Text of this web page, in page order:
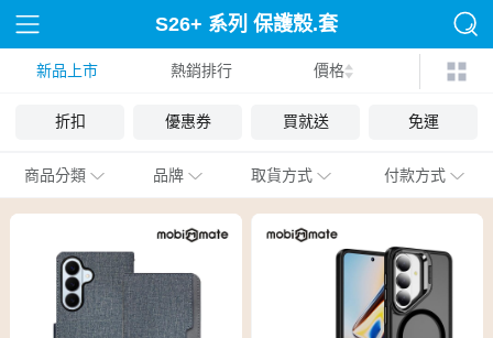
S26+ 系列 保護殼.套
新品上市 熱銷排行 價格
折扣 優惠券 買就送 免運
商品分類 品牌 取貨方式 付款方式